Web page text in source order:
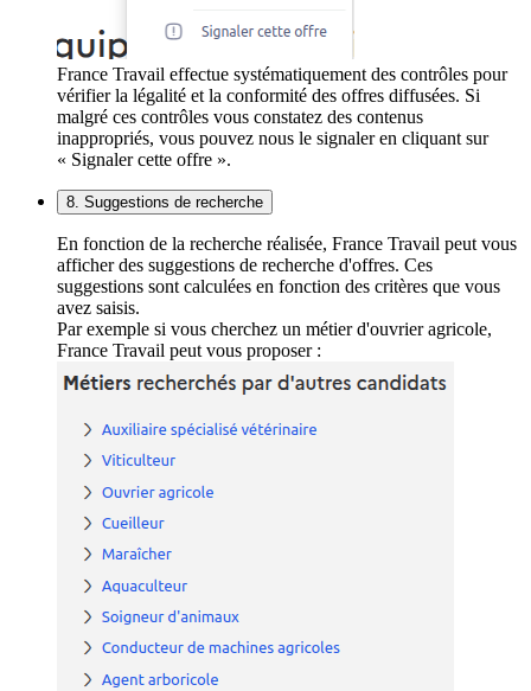
France Travail effectue systématiquement des contrôles pour
vérifier la légalité et la conformité des offres diffusées. Si
malgré ces contrôles vous constatez des contenus
inappropriés, vous pouvez nous le signaler en cliquant sur
« Signaler cette offre ».
8. Suggestions de recherche
En fonction de la recherche réalisée, France Travail peut vous
afficher des suggestions de recherche d'offres. Ces
suggestions sont calculées en fonction des critères que vous
avez saisis.
Par exemple si vous cherchez un métier d'ouvrier agricole,
France Travail peut vous proposer :